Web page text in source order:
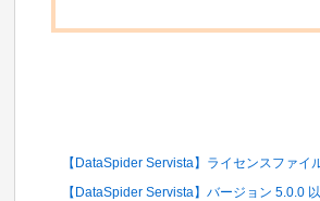
【DataSpider Servista】ライセンスファ
【DataSpider Servista】バージョン 5.0.0